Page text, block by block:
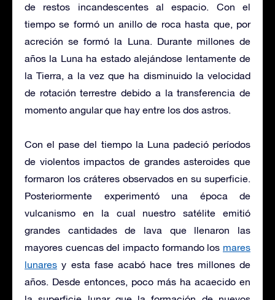
de restos incandescentes al espacio. Con el
tiempo se formó un anillo de roca hasta que, por
acreción se formó la Luna. Durante millones de
años la Luna ha estado alejándose lentamente de
la Tierra, a la vez que ha disminuido la velocidad
de rotación terrestre debido a la transferencia de
momento angular que hay entre los dos astros.
Con el pase del tiempo la Luna padeció períodos
de violentos impactos de grandes asteroides que
formaron los cráteres observados en su superficie.
Posteriormente experimentó una época de
vulcanismo en la cual nuestro satélite emitió
grandes cantidades de lava que llenaron las
mayores cuencas del impacto formando los mares
lunares y esta fase acabó hace tres millones de
años. Desde entonces, poco más ha acaecido en